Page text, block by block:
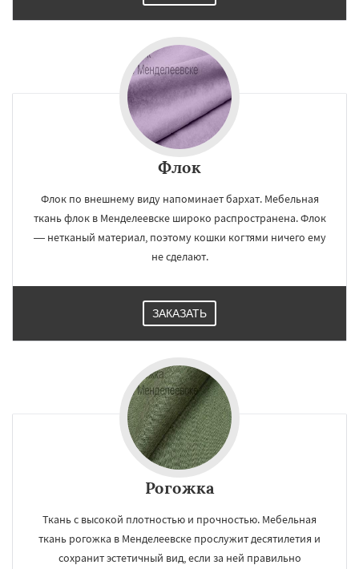
Флок
Флок по внешнему виду напоминает бархат. Мебельная
ткань флок в Менделеевске широко распространена. Флок
— нетканый материал, поэтому кошки когтями ничего ему
не сделают.
ЗАКАЗАТЬ
Рогожка
Ткань с высокой плотностью и прочностью. Мебельная
ткань рогожка в Менделеевске прослужит десятилетия и
сохранит эстетичный вид, если за ней правильно